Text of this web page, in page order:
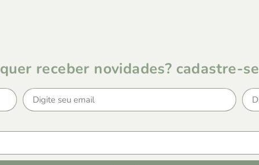
quer receber novidades? cadastre-se